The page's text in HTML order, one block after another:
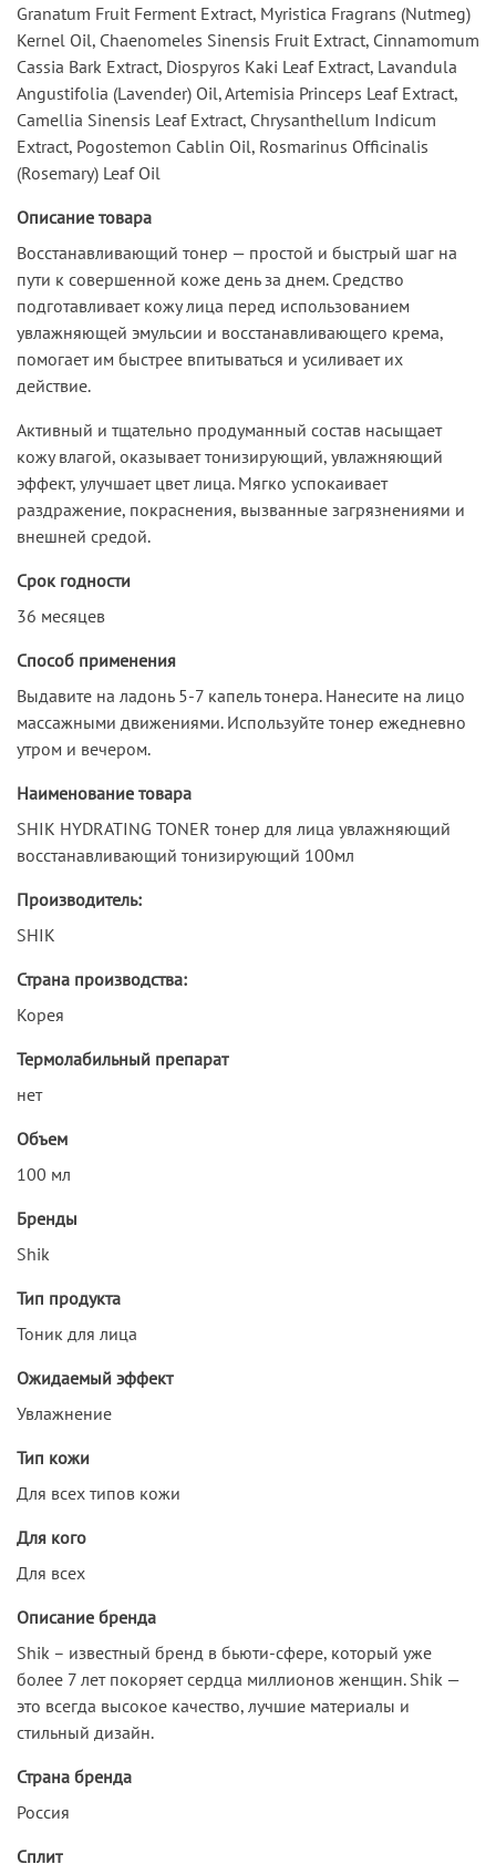
Granatum Fruit Ferment Extract, Myristica Fragrans (Nutmeg)
Kernel Oil, Chaenomeles Sinensis Fruit Extract, Cinnamomum
Cassia Bark Extract, Diospyros Kaki Leaf Extract, Lavandula
Angustifolia (Lavender) Oil, Artemisia Princeps Leaf Extract,
Camellia Sinensis Leaf Extract, Chrysanthellum Indicum
Extract, Pogostemon Cablin Oil, Rosmarinus Officinalis
(Rosemary) Leaf Oil
Описание товара
Восстанавливающий тонер — простой и быстрый шаг на
пути к совершенной коже день за днем. Средство
подготавливает кожу лица перед использованием
увлажняющей эмульсии и восстанавливающего крема,
помогает им быстрее впитываться и усиливает их
действие.
Активный и тщательно продуманный состав насыщает
кожу влагой, оказывает тонизирующий, увлажняющий
эффект, улучшает цвет лица. Мягко успокаивает
раздражение, покраснения, вызванные загрязнениями и
внешней средой.
Срок годности
36 месяцев
Способ применения
Выдавите на ладонь 5-7 капель тонера. Нанесите на лицо
массажными движениями. Используйте тонер ежедневно
утром и вечером.
Наименование товара
SHIK HYDRATING TONER тонер для лица увлажняющий
восстанавливающий тонизирующий 100мл
Производитель:
SHIK
Страна производства:
Корея
Термолабильный препарат
нет
Объем
100 мл
Бренды
Shik
Тип продукта
Тоник для лица
Ожидаемый эффект
Увлажнение
Тип кожи
Для всех типов кожи
Для кого
Для всех
Описание бренда
Shik – известный бренд в бьюти-сфере, который уже
более 7 лет покоряет сердца миллионов женщин. Shik —
это всегда высокое качество, лучшие материалы и
стильный дизайн.
Страна бренда
Россия
Сплит